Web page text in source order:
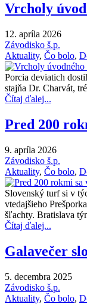
Vrcholy
12. apríla 2026
Závodisko š.p.
Aktuality, Čo bolo,
Porcia deviatich
stajňa Dr. Charvát,
Čítaj ďalej...
Pred 200
9. apríla 2026
Závodisko š.p.
Aktuality, Čo bolo,
Slovenský turf si v
vtedajšieho
šľachty. Bratislava
Čítaj ďalej...
Galavečer
5. decembra 2025
Závodisko š.p.
Aktuality, Čo bolo,